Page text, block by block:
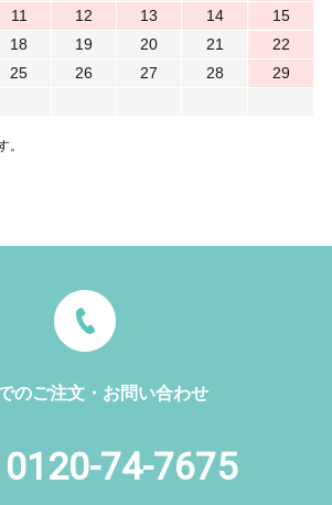
11 12 13 14
15
18 19 20 21
22
25 26 27 28
29
。
のご注文・お問い合わせ
0120-74-7675